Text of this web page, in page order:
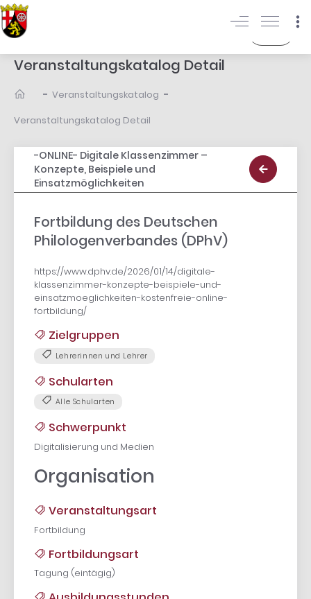
Veranstaltungskatalog Detail
- Veranstaltungskatalog -
Veranstaltungskatalog Detail
-ONLINE- Digitale Klassenzimmer –
Konzepte, Beispiele und
Einsatzmöglichkeiten
Fortbildung des Deutschen
Philologenverbandes (DPhV)
https://www.dphv.de/2026/01/14/digitale-
klassenzimmer-konzepte-beispiele-und-
einsatzmoeglichkeiten-kostenfreie-online-
fortbildung/
Zielgruppen
Lehrerinnen und Lehrer
Schularten
Alle Schularten
Schwerpunkt
Digitalisierung und Medien
Organisation
Veranstaltungsart
Fortbildung
Fortbildungsart
Tagung (eintägig)